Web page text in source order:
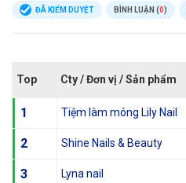
ĐÃ KIỂM DUYỆT BÌNH LUẬN (0)
Top Cty / Đơn vị / Sản phẩm
1 Tiệm làm móng Lily Nail
2 Shine Nails & Beauty
3 Lyna nail